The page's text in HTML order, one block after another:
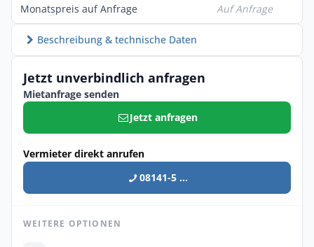
Monatspreis auf Anfrage Auf Anfrage
Beschreibung & technische Daten
Jetzt unverbindlich anfragen
Mietanfrage senden
Jetzt anfragen
Vermieter direkt anrufen
08141-5 ...
WEITERE OPTIONEN